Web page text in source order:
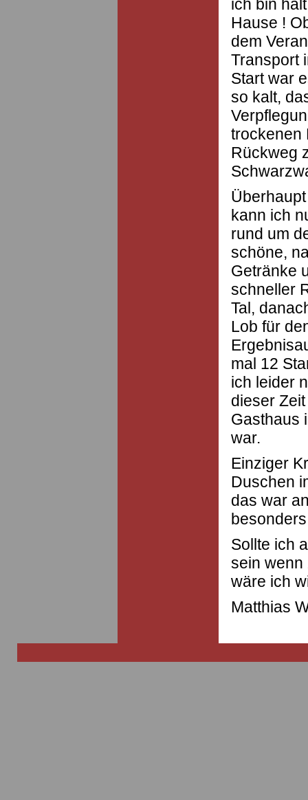
ich bin
Hause !
dem
Transport
Start war
so kalt,
trockenen
Rückweg
kann ich
rund um
schöne,
Getränke
schneller
Tal,
Lob für
mal 12
ich leider
dieser
Gasthaus
war.
Einziger
Duschen
das war
Sollte ich
sein wenn
wäre ich
Matthias